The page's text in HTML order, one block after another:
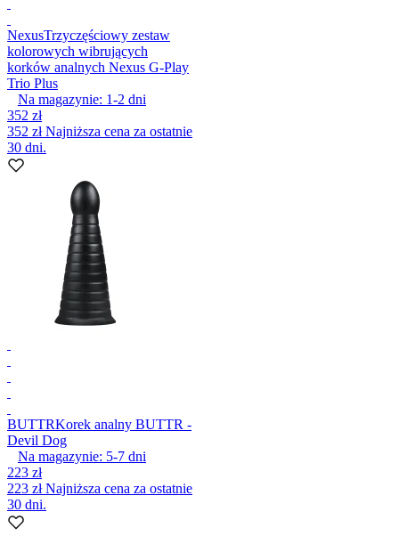
NexusTrzyczęściowy zestaw
kolorowych wibrujących
korków analnych Nexus G-Play
Trio Plus
Na magazynie: 1-2 dni
352 zł
352 złNajniższa cena za ostatnie
30 dni.
BUTTRKorek analny BUTTR -
Devil Dog
Na magazynie: 5-7 dni
223 zł
223 złNajniższa cena za ostatnie
30 dni.